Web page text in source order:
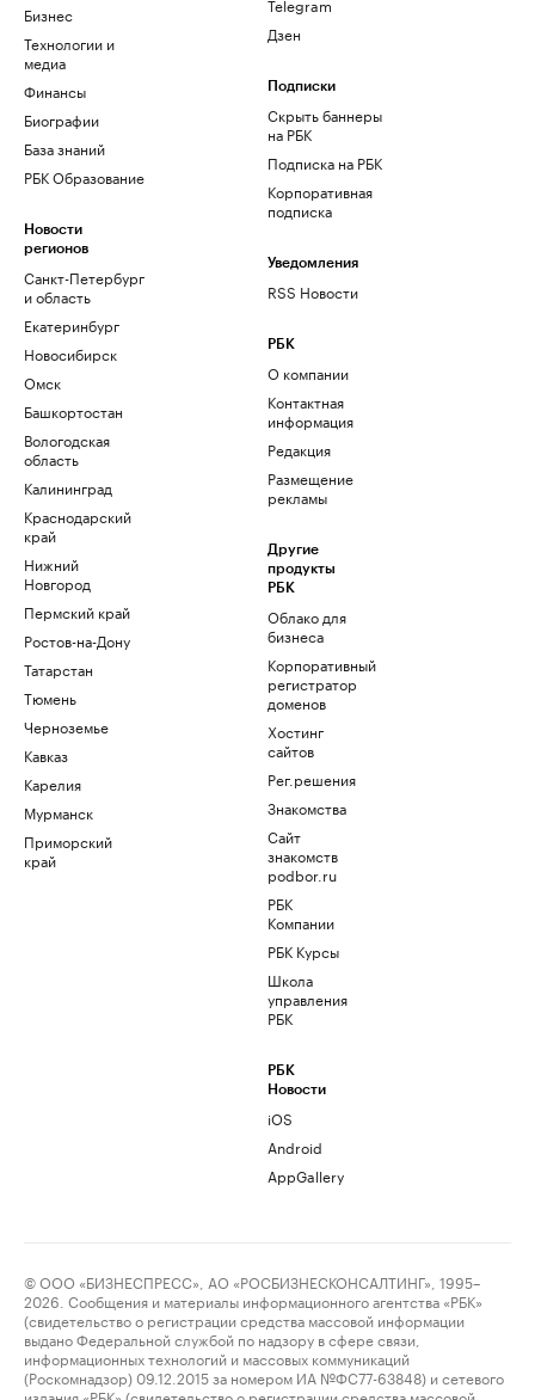
Бизнес
Технологии и
медиа
Финансы
Биографии
База знаний
РБК Образование
Новости
регионов
Санкт-Петербург
и область
Екатеринбург
Новосибирск
Омск
Башкортостан
Вологодская
область
Калининград
Краснодарский
край
Нижний
Новгород
Пермский край
Ростов-на-Дону
Татарстан
Тюмень
Черноземье
Кавказ
Карелия
Мурманск
Приморский
край
Telegram
Дзен
Подписки
Скрыть баннеры
на РБК
Подписка на РБК
Корпоративная
подписка
Уведомления
RSS Новости
РБК
О компании
Контактная
информация
Редакция
Размещение
рекламы
Другие
продукты
РБК
Облако для
бизнеса
Корпоративный
регистратор
доменов
Хостинг
сайтов
Рег.решения
Знакомства
Сайт
знакомств
podbor.ru
РБК
Компании
РБК Курсы
Школа
управления
РБК
РБК
Новости
iOS
Android
AppGallery
© ООО «БИЗНЕСПРЕСС», АО «РОСБИЗНЕСКОНСАЛТИНГ», 1995–
2026. Сообщения и материалы информационного агентства «РБК»
(свидетельство о регистрации средства массовой информации
выдано Федеральной службой по надзору в сфере связи,
информационных технологий и массовых коммуникаций
(Роскомнадзор) 09.12.2015 за номером ИА №ФС77-63848) и сетевого